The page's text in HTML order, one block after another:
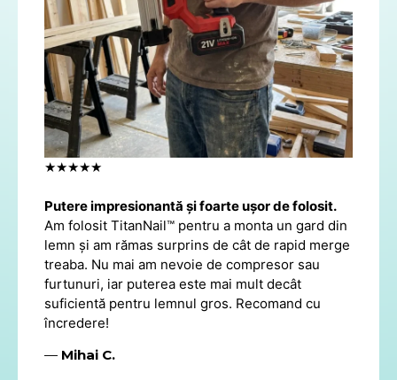
★★★★★
Putere impresionantă și foarte ușor de folosit.
Am folosit TitanNail™ pentru a monta un gard din
lemn și am rămas surprins de cât de rapid merge
treaba. Nu mai am nevoie de compresor sau
furtunuri, iar puterea este mai mult decât
suficientă pentru lemnul gros. Recomand cu
încredere!
— Mihai C.